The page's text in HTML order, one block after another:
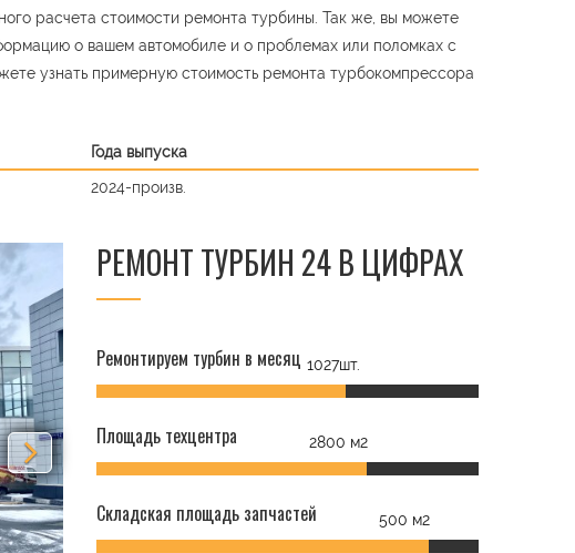
расчета стоимости ремонта турбины. Так же, вы можете
о вашем автомобиле и о проблемах или поломках с
узнать примерную стоимость ремонта турбокомпрессора
Года выпуска
2024-произв.
РЕМОНТ ТУРБИН 24 В ЦИФРАХ
Ремонтируем турбин в месяц 1027шт.
Площадь техцентра 2800 м2
Складская площадь запчастей 500 м2